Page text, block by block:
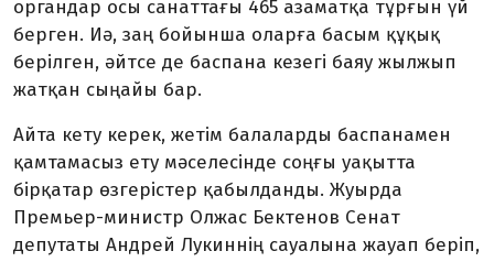
органдар осы санаттағы 465 азаматқа тұрғын үй
берген. Иә, заң бойын­ша оларға басым құқық
берілген, әйтсе де баспана кезегі баяу жылжып
жатқан сыңайы бар.
Айта кету керек, жетім балаларды баспанамен
қамтамасыз ету мәселесінде соңғы уақытта
бірқатар өзгерістер қа­былданды. Жуырда
Премьер-министр Олжас Бектенов Сенат
депутаты Андрей Лукиннің сауалына жауап беріп,